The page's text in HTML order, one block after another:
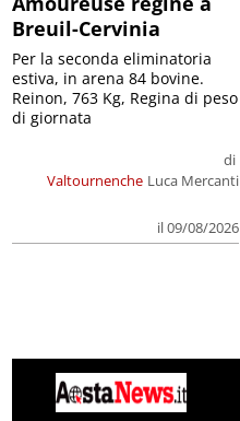
Breuil-Cervinia
Valtournenche
di
Luca Mercanti
il 09/08/2026
Per la seconda eliminatoria
estiva, in arena 84 bovine.
Reinon, 763 Kg, Regina di peso
di giornata